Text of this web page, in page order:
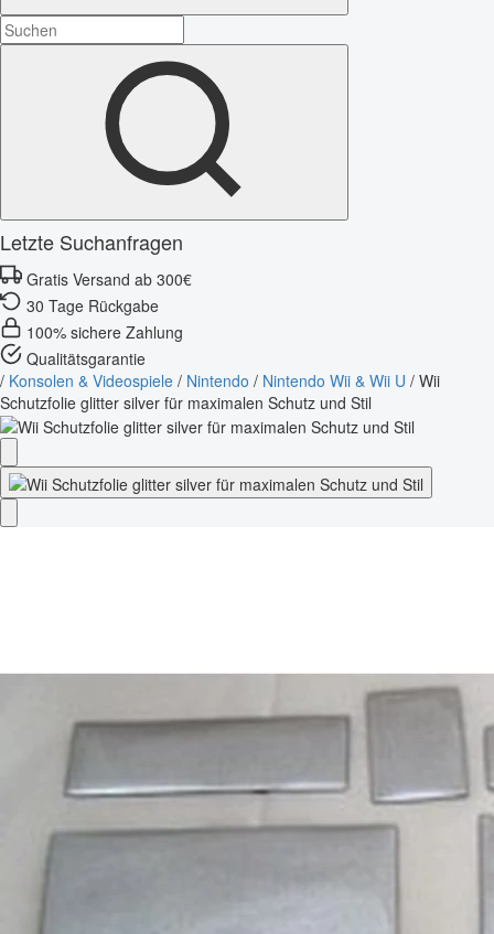
Letzte Suchanfragen
Gratis Versand ab 300€
30 Tage Rückgabe
100% sichere Zahlung
Qualitätsgarantie
/ Konsolen & Videospiele / Nintendo / Nintendo Wii & Wii U / Wii
Schutzfolie glitter silver für maximalen Schutz und Stil